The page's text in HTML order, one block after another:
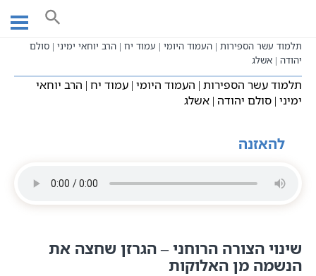
content
שיעורי קבלה כתבי אשלג
תלמוד עשר הספירות | העמוד היומי | עמוד יח | הרב יוחאי ימיני | סולם
יהודה | אשלג
תלמוד עשר הספירות | העמוד היומי | עמוד יח | הרב יוחאי
ימיני | סולם יהודה | אשלג
להאזנה
שינוי הצורה הרוחני – הגרזן שחצה את
הנשמה מן האלוקות